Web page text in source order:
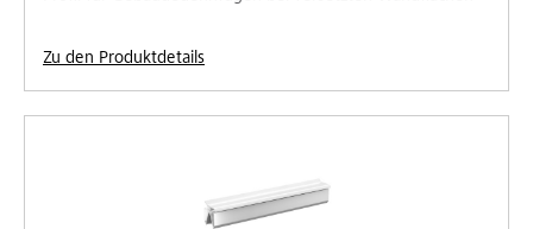
Zu den Produktdetails